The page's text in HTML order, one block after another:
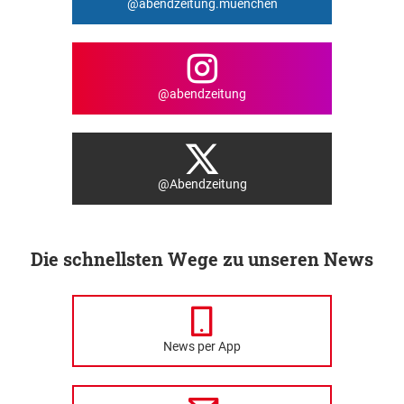
@abendzeitung.muenchen
@abendzeitung
@Abendzeitung
Die schnellsten Wege zu unseren News
News per App